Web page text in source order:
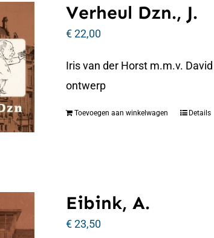
Verheul Dzn., J.
€22,00
Iris van der Horst m.m.v.
ontwerp
Toevoegen aan winkelwagen Details
Eibink, A.
€23,50